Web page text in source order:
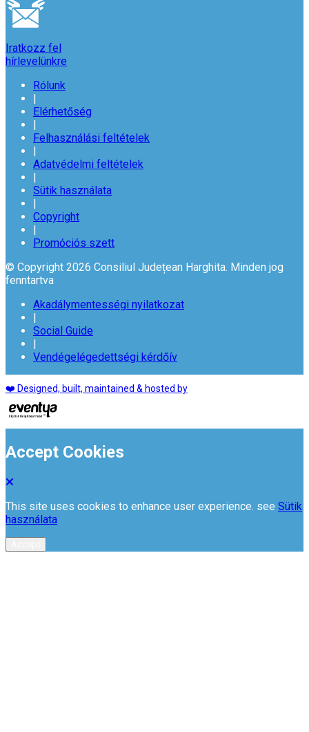
Iratkozz fel
hírlevelünkre
Rólunk
|
Elérhetőség
|
Felhasználási feltételek
|
Adatvédelmi feltételek
|
Sütik használata
|
Copyright
|
Promóciós szett
© Copyright 2026 Consiliul Județean Harghita. Minden jog
fenntartva
Akadálymentességi nyilatkozat
|
Social Guide
|
Vendégelégedettségi kérdőív
❤️ Designed, built, maintained & hosted by
Accept Cookies
This site uses cookies to enhance user experience. see Sütik
használata